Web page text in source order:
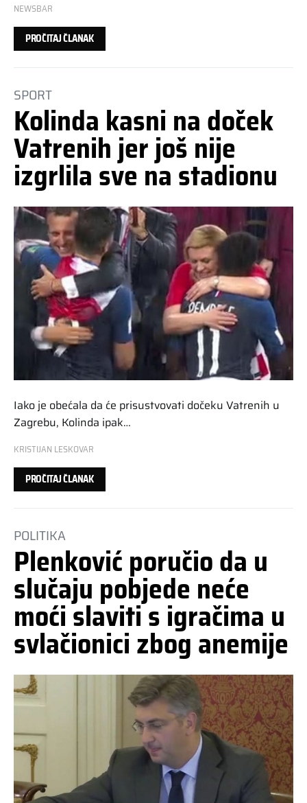
NEWSBAR
PROČITAJ ČLANAK
SPORT
Kolinda kasni na doček
Vatrenih jer još nije
izgrlila sve na stadionu
Iako je obećala da će prisustvovati dočeku Vatrenih u
Zagrebu, Kolinda ipak…
KRISTIJAN LESKOVAR
PROČITAJ ČLANAK
POLITIKA
Plenković poručio da u
slučaju pobjede neće
moći slaviti s igračima u
svlačionici zbog anemije